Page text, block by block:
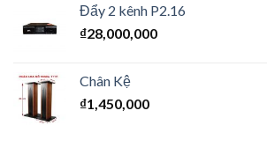
Đẩy 2 kênh P2.16
₫28,000,000
Chân Kệ
₫1,450,000